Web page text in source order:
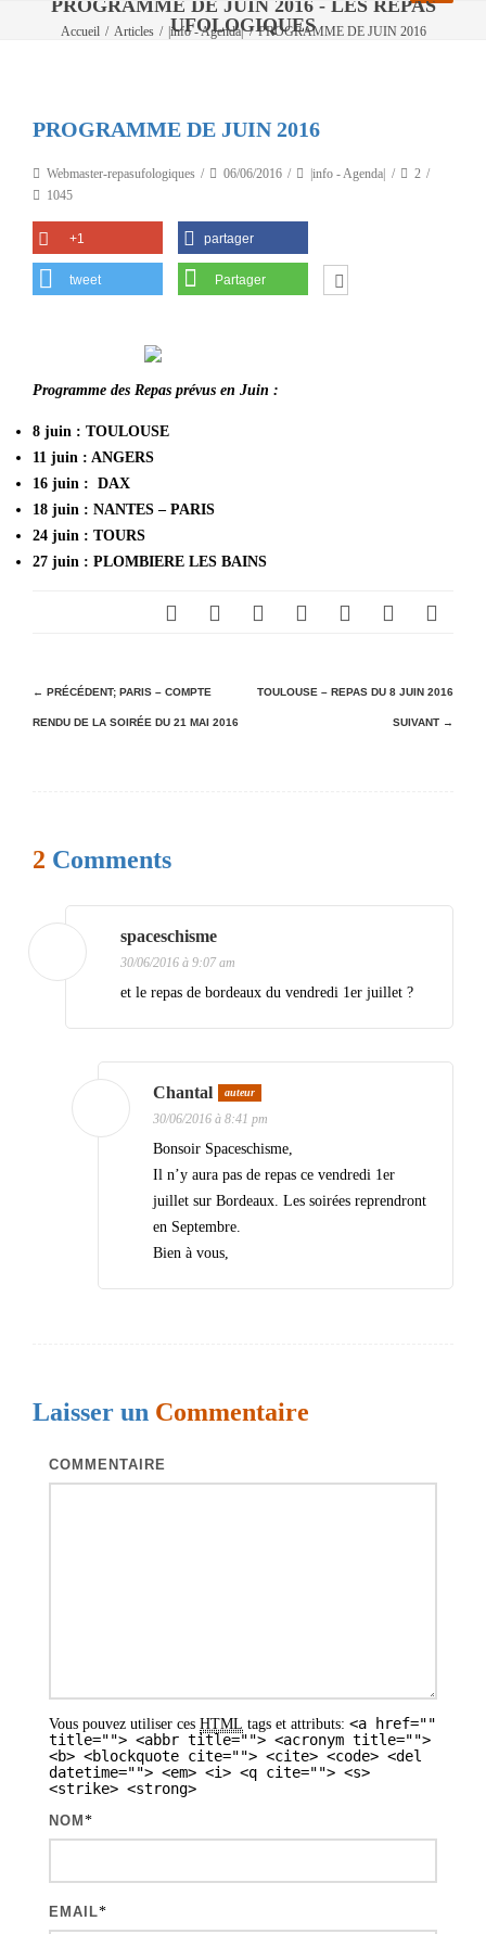
PROGRAMME DE JUIN 2016 - LES REPAS
UFOLOGIQUES
Accueil / Articles / |info - Agenda| / PROGRAMME DE JUIN 2016
PROGRAMME DE JUIN 2016
Webmaster-repasufologiques 06/06/2016 |info - Agenda|
2
1045
+1 partager
tweet Partager
Programme des Repas prévus en Juin :
8 juin : TOULOUSE
11 juin : ANGERS
16 juin : DAX
18 juin : NANTES – PARIS
24 juin : TOURS
27 juin : PLOMBIERE LES BAINS
N
a
a
i
o
← PRÉCÉDENT; PARIS – COMPTE
RENDU DE LA SOIRÉE DU 21 MAI 2016
TOULOUSE – REPAS DU 8 JUIN 2016
SUIVANT →
2 Comments
spaceschisme
30/06/2016 à 9:07 am
et le repas de bordeaux du vendredi 1er juillet ?
Chantal auteur
30/06/2016 à 8:41 pm
Bonsoir Spaceschisme,
Il n’y aura pas de repas ce vendredi 1er
juillet sur Bordeaux. Les soirées reprendront
en Septembre.
Bien à vous,
Laisser un Commentaire
COMMENTAIRE
Vous pouvez utiliser ces HTML tags et attributs: <a href=""
title=""> <abbr title=""> <acronym title="">
<b> <blockquote cite=""> <cite> <code> <del
datetime=""> <em> <i> <q cite=""> <s>
<strike> <strong>
NOM *
EMAIL*